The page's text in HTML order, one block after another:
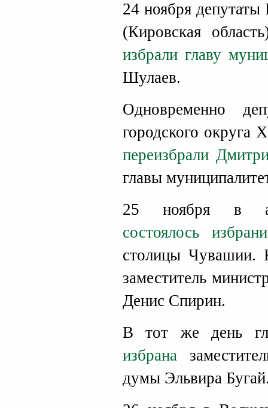
24 ноября
(Кировская
избрали главу
Шулаев.
Одновременно
городского округа
переизбрали
главы
25 ноября в
состоялось
столицы Чувашии.
заместитель
Денис Спирин.
В тот же день
избрана
думы Эльвира